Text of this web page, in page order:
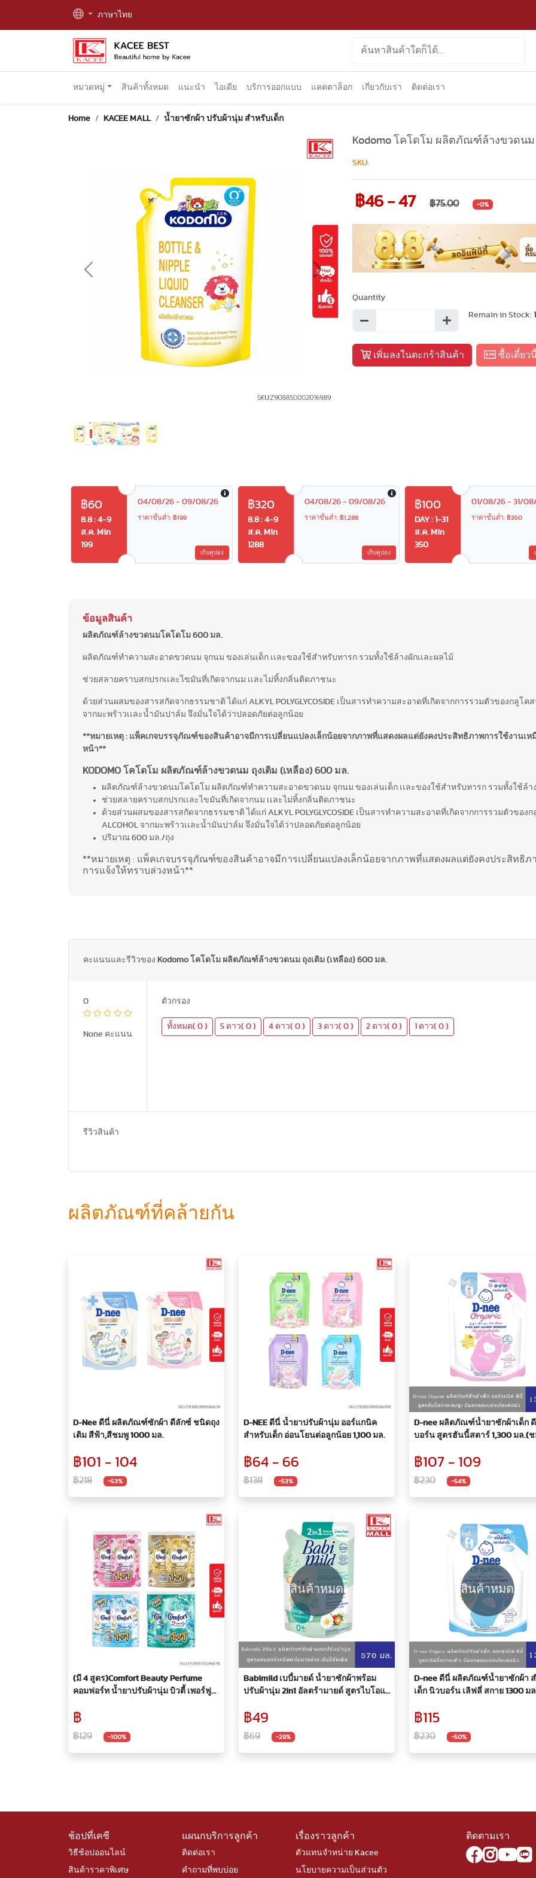
ภาษาไทย
หมวดหมู่ สินค้าทั้งหมด แนะนำ ไอเดีย บริการออกแบบ แคตตาล็อก เกี่ยวกับเรา ติดต่อเรา
Home KACEE MALL น้ำยาซักผ้า ปรับผ้านุ่ม สำหรับเด็ก
Previous Next
Kodomo โคโดโม ผลิตภัณฑ์ล้างขวดนม
SKU:
฿46 - 47 ฿75.00 -0%
Quantity
Remain in Stock:
เพิ่มลงในตะกร้าสินค้า ซื้อเดี๋ยว
฿60
8.8 : 4-9
ส.ค. Min
199
04/08/26 - 09/08/26
ราคาขั้นต่ำ: ฿199
เก็บคูปอง
฿320
8.8 : 4-9
ส.ค. Min
1288
04/08/26 - 09/08/26
ราคาขั้นต่ำ: ฿1,288
เก็บคูปอง
฿100
DAY : 1-31
ส.ค. Min
350
01/08/26 - 31/
ราคาขั้นต่ำ: ฿350
ข้อมูลสินค้า
ผลิตภัณฑ์ล้างขวดนมโคโดโม 600 มล.
ผลิตภัณฑ์ทำความสะอาดขวดนม จุกนม ของเล่นเด็ก เเละของใช้สำหรับทารก รวมทั้งใช้ล้างผักเเละผลไม้
ช่วยสลายคราบสกปรกเเละไขมันที่เกิดจากนม เเละไม่ทิ้งกลิ่นติดภาชนะ
ด้วยส่วนผสมของสารสกัดจากธรรมชาติ ได้แก่ ALKYL POLYGLYCOSIDE เป็นสารทำความสะอาดที่เกิดจากการรวมตัวของกลูโค
จากมะพร้าวเเละน้ำมันปาล์ม จึงมั่นใจได้ว่าปลอดภัยต่อลูกน้อย
**หมายเหตุ : แพ็คเกจบรรจุภัณฑ์ของสินค้าอาจมีการเปลี่ยนแปลงเล็กน้อยจากภาพที่แสดงผลแต่ยังคงประสิทธิภาพการใช้งานเ
หน้า**
KODOMO โคโดโม ผลิตภัณฑ์ล้างขวดนม ถุงเติม (เหลือง) 600 มล.
ผลิตภัณฑ์ล้างขวดนมโคโดโม ผลิตภัณฑ์ทำความสะอาดขวดนม จุกนม ของเล่นเด็ก เเละของใช้สำหรับทารก รวมทั้งใช้ล้าง
ช่วยสลายคราบสกปรกเเละไขมันที่เกิดจากนม เเละไม่ทิ้งกลิ่นติดภาชนะ
ด้วยส่วนผสมของสารสกัดจากธรรมชาติ ได้แก่ ALKYL POLYGLYCOSIDE เป็นสารทำความสะอาดที่เกิดจากการรวมตัวของ
ALCOHOL จากมะพร้าวเเละน้ำมันปาล์ม จึงมั่นใจได้ว่าปลอดภัยต่อลูกน้อย
ปริมาณ 600 มล./ถุง
**หมายเหตุ : แพ็คเกจบรรจุภัณฑ์ของสินค้าอาจมีการเปลี่ยนแปลงเล็กน้อยจากภาพที่แสดงผลแต่ยังคงประสิทธิ
การแจ้งให้ทราบล่วงหน้า**
คะแนนและรีวิวของ Kodomo โคโดโม ผลิตภัณฑ์ล้างขวดนม ถุงเติม (เหลือง) 600 มล.
0
None คะแนน
ตัวกรอง
ทั้งหมด( 0 ) 5 ดาว( 0 ) 4 ดาว( 0 ) 3 ดาว( 0 ) 2 ดาว( 0 ) 1 ดาว( 0 )
รีวิวสินค้า
ผลิตภัณฑ์ที่คล้ายกัน
D-Nee ดีนี่ ผลิตภัณฑ์ซักผ้า ดีลักซ์ ชนิดถุง
เติม สีฟ้า,สีชมพู 1000 มล.
฿101 - 104
฿218 -53%
D-NEE ดีนี่ น้ำยาปรับผ้านุ่ม ออร์แกนิค
สำหรับเด็ก อ่อนโยนต่อลูกน้อย 1,100 มล.
฿64 - 66
฿138 -53%
D-nee ผลิตภัณฑ์น้ำยาซักผ้าเด็ก
บอร์น สูตรฮันนี้สตาร์ 1,300 มล.(
฿107 - 109
฿230 -54%
(มี 4 สูตร)Comfort Beauty Perfume
คอมฟอร์ท น้ำยาปรับผ้านุ่ม บิวตี้ เพอร์ฟูม
฿
฿129 -100%
สินค้าหมด
Babimild เบบี้มายด์ น้ำยาซักผ้าพร้อม
ปรับผ้านุ่ม 2in1 อัลตร้ามายด์ สูตรไบโอแก
฿49
฿69 -29%
สินค้าหมด
D-nee ดีนี่ ผลิตภัณฑ์น้ำยาซักผ้า
เด็ก นิวบอร์น เลิฟลี่ สกาย 1300 ม
฿115
฿230 -50%
ช้อปที่เคซี
วิธีช้อปออนไลน์
สินค้าราคาพิเศษ
แผนกบริการลูกค้า
ติดต่อเรา
คำถามที่พบบ่อย
เรื่องราวลูกค้า
ตัวแทนจำหน่าย Kacee
นโยบายความเป็นส่วนตัว
ติดตามเรา